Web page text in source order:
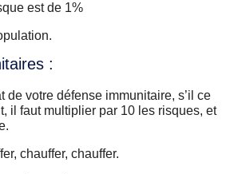
est de 1%
:
de votre défense immunitaire, s’il ce
il faut multiplier par 10 les risques, et
chauffer, chauffer.